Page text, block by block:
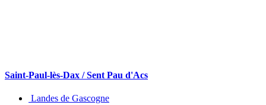
Saint-Paul-lès-Dax / Sent Pau d'Acs
Landes de Gascogne